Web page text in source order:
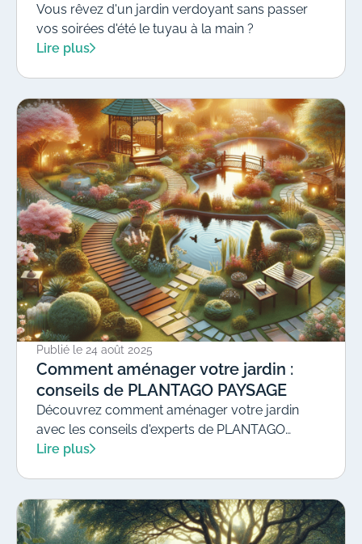
Vous rêvez d'un jardin verdoyant sans passer
vos soirées d'été le tuyau à la main ?
Lire plus
Publié le 24 août 2025
Comment aménager votre jardin :
conseils de PLANTAGO PAYSAGE
Découvrez comment aménager votre jardin
avec les conseils d'experts de PLANTAGO
PAYSAGE. Transformez votre espace extérieur
et l’entretien durable. Offrez à votre jardin un
nouvel éclat !
Lire plus